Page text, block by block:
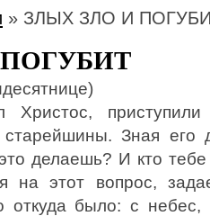
» ЗЛЫХ ЗЛО И
Зная его
делаешь? И кто
на этот вопрос,
было: с небес,